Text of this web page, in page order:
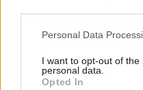
Personal Data
I want to opt-out of the
personal data.
Opted In
ΨΥΧΑΓΩΓΊΑ 21:00,